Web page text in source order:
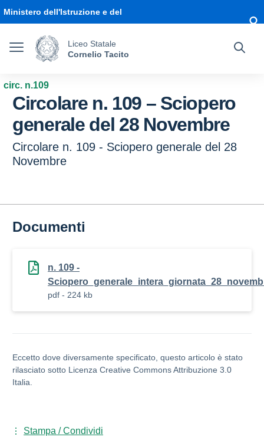
Ministero dell'Istruzione e del
Liceo Statale
Cornelio Tacito
circ. n.109
Circolare n. 109 – Sciopero
generale del 28 Novembre
Circolare n. 109 - Sciopero generale del 28
Novembre
Documenti
n. 109 -
pdf - 224 kb
Eccetto dove diversamente specificato, questo articolo è stato
rilasciato sotto Licenza Creative Commons Attribuzione 3.0
Italia.
Stampa / Condividi